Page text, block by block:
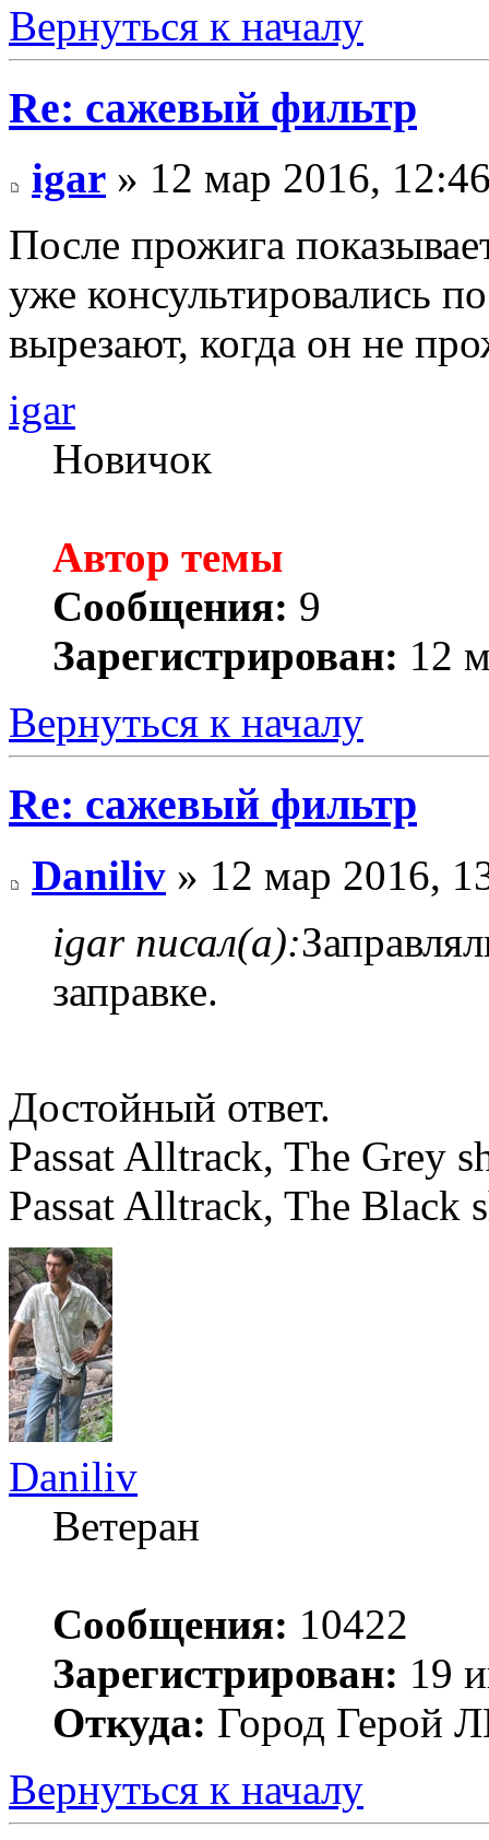
Вернуться к началу
Re: сажевый фильтр
igar » 12 мар 2016,
После прожига
уже консультировались
вырезают, когда он не
igar
Новичок
Автор темы
Сообщения: 9
Зарегистрирован: 12
Вернуться к началу
Re: сажевый фильтр
Daniliv » 12 мар 2016,
igar писал(а):
заправке.
Достойный ответ.
Passat Alltrack, The Grey
Passat Alltrack, The Black
Daniliv
Ветеран
Сообщения: 10422
Зарегистрирован: 19
Откуда: Город Герой
Вернуться к началу